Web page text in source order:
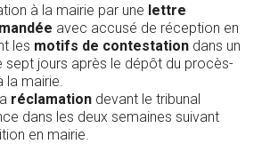
à la mairie par une lettre
avec accusé de réception en
les motifs de contestation dans un
sept jours après le dépôt du procès-
la mairie.
réclamation devant le tribunal
dans les deux semaines suivant
en mairie.